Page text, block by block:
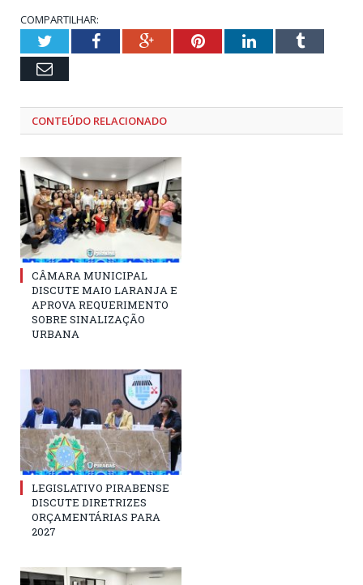
COMPARTILHAR:
TwitterFacebookGoogle+PinterestLinkedInTumblr
Email
CONTEÚDO RELACIONADO
CÂMARA MUNICIPAL
DISCUTE MAIO LARANJA E
APROVA REQUERIMENTO
SOBRE SINALIZAÇÃO
URBANA
LEGISLATIVO PIRABENSE
DISCUTE DIRETRIZES
ORÇAMENTÁRIAS PARA
2027